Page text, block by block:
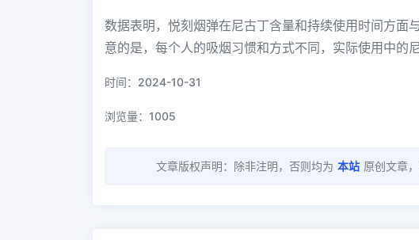
数据表明，悦刻烟弹在尼古丁含量和持续使用时间方面
意的是，每个人的吸烟习惯和方式不同，实际使用中的
时间：2024-10-31
浏览量： 1005
文章版权声明：除非注明，否则均为 本站 原创文章